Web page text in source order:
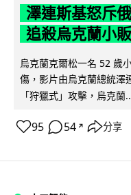
澤連斯基怒斥
追殺烏克蘭小
烏克蘭克爾松一名 52 歲
傷，影片由烏克蘭總統澤
「狩獵式」攻擊，烏克蘭
95 54 ↗ 分享